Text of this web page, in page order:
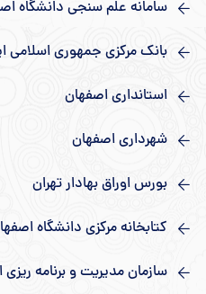
سامانه علم سنجی دانشگاه
بانک مرکزی جمهوری اسلامی
استانداری اصفهان
شهرداری اصفهان
بورس اوراق بهادار تهران
کتابخانه مرکزی دانشگاه
سازمان مدیریت و برنامه